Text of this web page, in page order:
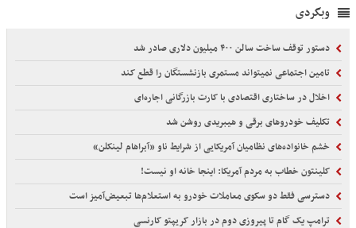
وبگردی
دستور توقف ساخت سالن ۴۰۰ میلیون دلاری صادر شد
تامین اجتماعی نمیتواند مستمری بازنشستگان را قطع کند
اخلال در ساختاری اقتصادی با کارت‌ بازرگانی اجاره‌ای
تکلیف خودروهای برقی و هیبریدی روشن شد
خشم خانواده‌های نظامیان آمریکایی از شرایط ناو «آبراهام لینکلن»
کلینتون خطاب به مردم آمریکا: اینجا خانه او نیست!
دسترسی فقط دو سکوی معاملات خودرو به استعلام‌ها تبعیض‌آمیز است
ترامپ یک گام تا پیروزی دوم در بازار کریپتو کارنسی